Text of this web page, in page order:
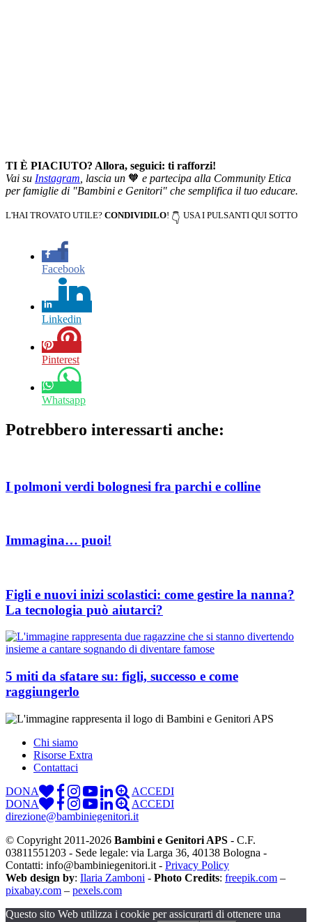
TI È PIACIUTO? Allora, seguici: ti rafforzi!
Vai su Instagram , lascia un 🧡 e partecipa alla Community Etica
per famiglie di "Bambini e Genitori" che semplifica il tuo educare.
L'HAI TROVATO UTILE? CONDIVIDILO! 👇 USA I PULSANTI QUI SOTTO
Facebook
Linkedin
Pinterest
Whatsapp
Potrebbero interessarti anche:
I polmoni verdi bolognesi fra parchi e colline
Immagina… puoi!
Figli e nuovi inizi scolastici: come gestire la nanna?
La tecnologia può aiutarci?
5 miti da sfatare su: figli, successo e come
raggiungerlo
Chi siamo
Risorse Extra
Contattaci
DONA
ACCEDI
DONA
ACCEDI
direzione@bambiniegenitori.it
© Copyright 2011-2026 Bambini e Genitori APS - C.F.
03811551203 - Sede legale: via Larga 36, 40138 Bologna -
Contatti: info@bambiniegenitori.it - Privacy Policy
Web design by: Ilaria Zamboni - Photo Credits: freepik.com –
pixabay.com – pexels.com
Questo sito Web utilizza i cookie per assicurarti di ottenere una